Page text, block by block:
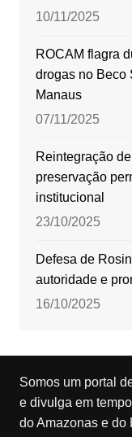
10/11/2025
ROCAM flagra
drogas no Beco
Manaus
07/11/2025
Reintegração
preservação
institucional
23/10/2025
Defesa de
autoridade e
16/10/2025
Somos um portal
e divulga em
do Amazonas e do